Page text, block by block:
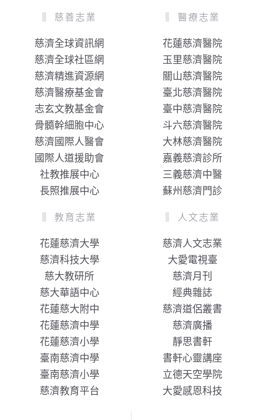
慈善志業
慈濟全球資訊網
慈濟全球社區網
慈濟精進資源網
慈濟醫療基金會
志玄文教基金會
骨髓幹細胞中心
慈濟國際人醫會
國際人道援助會
社教推展中心
長照推展中心
醫療志業
花蓮慈濟醫院
玉里慈濟醫院
關山慈濟醫院
臺北慈濟醫院
臺中慈濟醫院
斗六慈濟醫院
大林慈濟醫院
嘉義慈濟診所
三義慈濟中醫
蘇州慈濟門診
教育志業
花蓮慈濟大學
慈濟科技大學
慈大教研所
慈大華語中心
花蓮慈大附中
花蓮慈濟中學
花蓮慈濟小學
臺南慈濟中學
臺南慈濟小學
慈濟教育平台
人文志業
慈濟人文志業
大愛電視臺
慈濟月刊
經典雜誌
慈濟道侶叢書
慈濟廣播
靜思書軒
書軒心靈講座
立德天空學院
大愛感恩科技